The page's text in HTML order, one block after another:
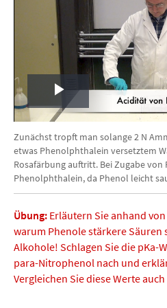
Play
Video
Zunächst tropft man solange 2 N
etwas Phenolphthalein versetztem
Rosafärbung auftritt. Bei Zugabe
Phenolphthalein, da Phenol leicht
Übung: Erläutern Sie anhand
warum Phenole stärkere Säuren
Alkohole! Schlagen Sie die pKa-
para-Nitrophenol nach und
Vergleichen Sie diese Werte